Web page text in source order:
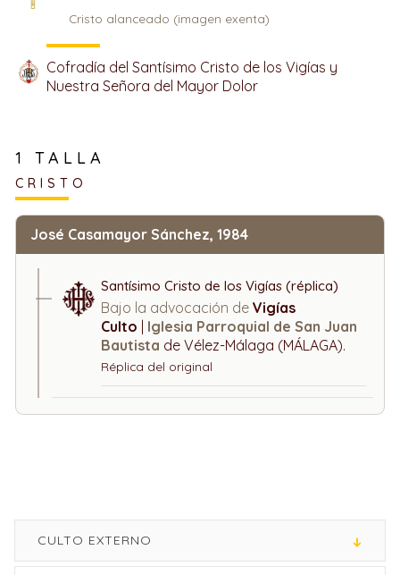
Cristo alanceado (imagen exenta)
Cofradía del Santísimo Cristo de los Vigías y
Nuestra Señora del Mayor Dolor
1 TALLA
CRISTO
José Casamayor Sánchez, 1984
Santísimo Cristo de los Vigías (réplica)
Bajo la advocación de Vigías
Culto
Iglesia Parroquial de San Juan
Bautista de Vélez-Málaga (MÁLAGA).
Réplica del original
CULTO EXTERNO